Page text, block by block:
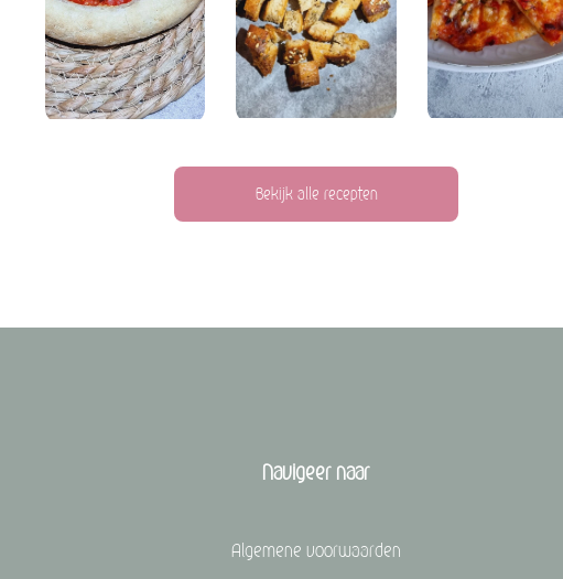
Bekijk alle recepten
Navigeer naar
Algemene voorwaarden